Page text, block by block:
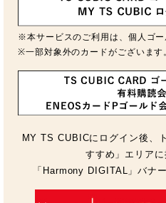
※本サービスのご利用は、個人ゴー
※一部対象外のカードがございます
MY TS CUBICにログイン後、
すすめ」エリア
「Harmony DIGITAL」バナ